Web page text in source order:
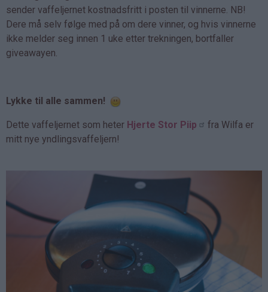
sender vaffeljernet kostnadsfritt i posten til vinnerne. NB!
Dere må selv følge med på om dere vinner, og hvis vinnerne
ikke melder seg innen 1 uke etter trekningen, bortfaller
giveawayen.
Lykke til alle sammen!
Dette vaffeljernet som heter Hjerte Stor Piip
fra Wilfa er
mitt nye yndlingsvaffeljern!